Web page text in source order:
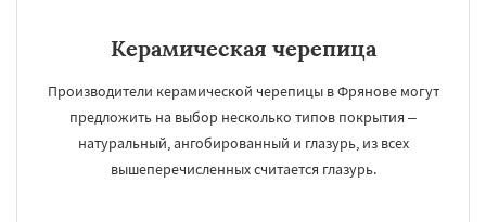
Керамическая черепица
Производители керамической черепицы в Фрянове могут
предложить на выбор несколько типов покрытия –
натуральный, ангобированный и глазурь, из всех
вышеперечисленных считается глазурь.